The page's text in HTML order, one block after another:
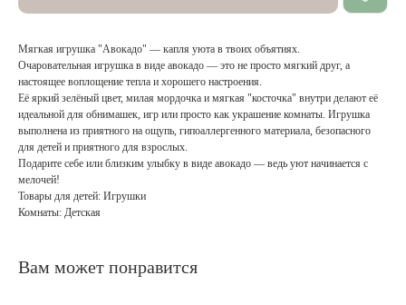
Мягкая игрушка "Авокадо" — капля уюта в твоих объятиях.
Очаровательная игрушка в виде авокадо — это не просто мягкий друг, а
настоящее воплощение тепла и хорошего настроения.
Её яркий зелёный цвет, милая мордочка и мягкая "косточка" внутри делают её
идеальной для обнимашек, игр или просто как украшение комнаты. Игрушка
выполнена из приятного на ощупь, гипоаллергенного материала, безопасного
для детей и приятного для взрослых.
Подарите себе или близким улыбку в виде авокадо — ведь уют начинается с
мелочей!
Товары для детей: Игрушки
Комнаты: Детская
Вам может понравится